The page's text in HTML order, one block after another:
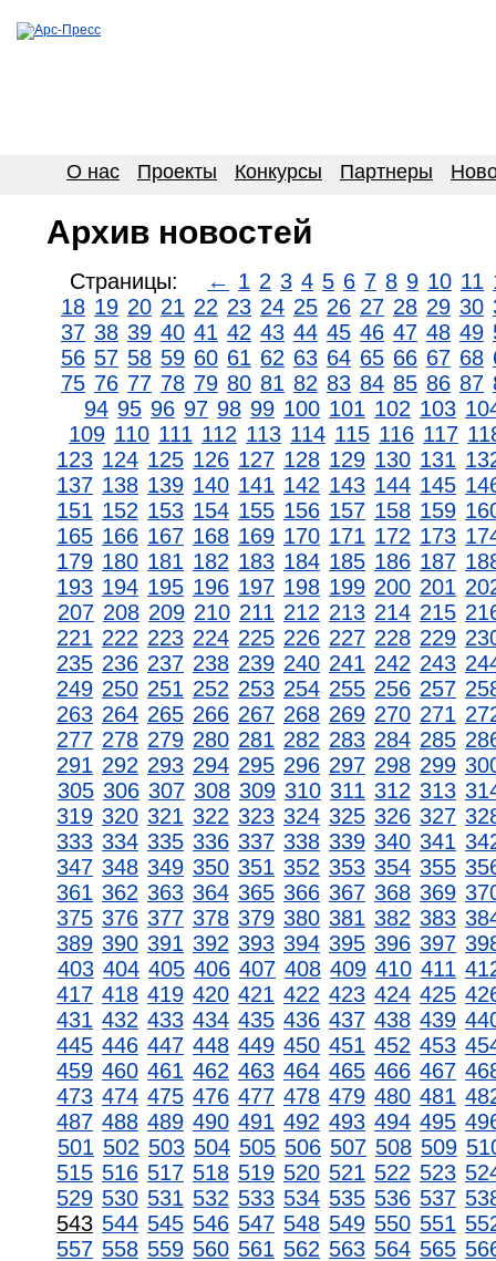
О нас Проекты Конкурсы Партнеры
Архив новостей
Страницы: ← 1 2 3 4 5 6 7 8 9 10 11
18 19 20 21 22 23 24 25 26 27 28 29 30
37 38 39 40 41 42 43 44 45 46 47 48 49
56 57 58 59 60 61 62 63 64 65 66 67 68
75 76 77 78 79 80 81 82 83 84 85 86 87
94 95 96 97 98 99 100 101 102 103
109 110 111 112 113 114 115 116 117
123 124 125 126 127 128 129 130 131
137 138 139 140 141 142 143 144 145
151 152 153 154 155 156 157 158 159
165 166 167 168 169 170 171 172 173
179 180 181 182 183 184 185 186 187
193 194 195 196 197 198 199 200 201
207 208 209 210 211 212 213 214 215
221 222 223 224 225 226 227 228 229
235 236 237 238 239 240 241 242 243
249 250 251 252 253 254 255 256 257
263 264 265 266 267 268 269 270 271
277 278 279 280 281 282 283 284 285
291 292 293 294 295 296 297 298 299
305 306 307 308 309 310 311 312 313
319 320 321 322 323 324 325 326 327
333 334 335 336 337 338 339 340 341
347 348 349 350 351 352 353 354 355
361 362 363 364 365 366 367 368 369
375 376 377 378 379 380 381 382 383
389 390 391 392 393 394 395 396 397
403 404 405 406 407 408 409 410 411
417 418 419 420 421 422 423 424 425
431 432 433 434 435 436 437 438 439
445 446 447 448 449 450 451 452 453
459 460 461 462 463 464 465 466 467
473 474 475 476 477 478 479 480 481
487 488 489 490 491 492 493 494 495
501 502 503 504 505 506 507 508 509
515 516 517 518 519 520 521 522 523
529 530 531 532 533 534 535 536 537
543 544 545 546 547 548 549 550 551
557 558 559 560 561 562 563 564 565